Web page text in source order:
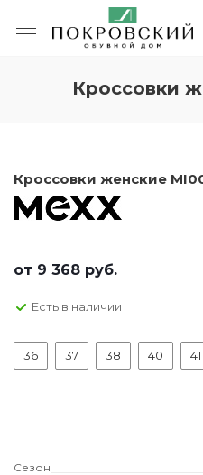
Кроссовки
Кроссовки женские
от 9 368 руб.
Есть в наличии
36 37 38 40 41
Сезон